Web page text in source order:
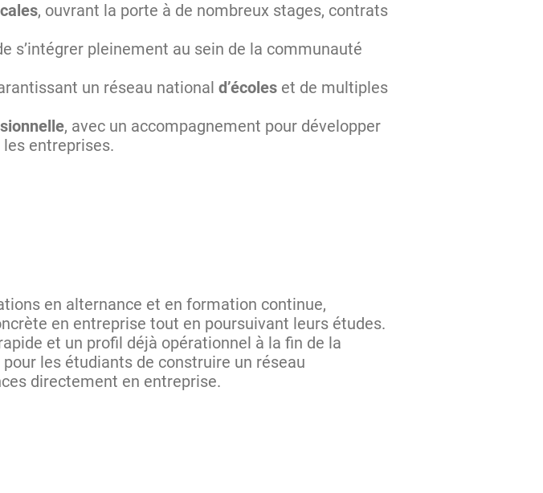
, ouvrant la porte à de nombreux stages, contrats
s’intégrer pleinement au sein de la communauté
un réseau national d’écoles et de multiples
, avec un accompagnement pour développer
entreprises.
en alternance et en formation continue,
en entreprise tout en poursuivant leurs études.
et un profil déjà opérationnel à la fin de la
les étudiants de construire un réseau
directement en entreprise.